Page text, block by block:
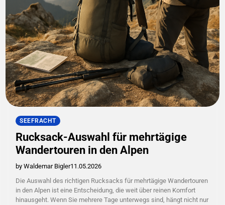
SEEFRACHT
Rucksack-Auswahl für mehrtägige
Wandertouren in den Alpen
by Waldemar Bigler11.05.2026
Die Auswahl des richtigen Rucksacks für mehrtägige Wandertouren
in den Alpen ist eine Entscheidung, die weit über reinen Komfort
hinausgeht. Wenn Sie mehrere Tage unterwegs sind, hängt nicht nur